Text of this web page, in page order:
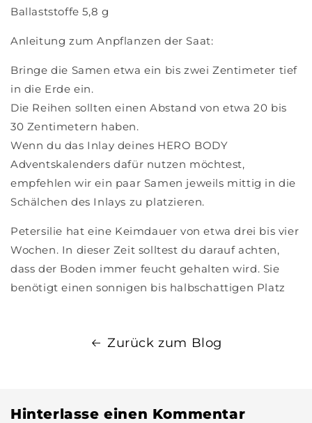
Ballaststoffe 5,8 g
Anleitung zum Anpflanzen der Saat:
Bringe die Samen etwa ein bis zwei Zentimeter tief
in die Erde ein.
Die Reihen sollten einen Abstand von etwa 20 bis
30 Zentimetern haben.
Wenn du das Inlay deines HERO BODY
Adventskalenders dafür nutzen möchtest,
empfehlen wir ein paar Samen jeweils mittig in die
Schälchen des Inlays zu platzieren.
Petersilie hat eine Keimdauer von etwa drei bis vier
Wochen. In dieser Zeit solltest du darauf achten,
dass der Boden immer feucht gehalten wird. Sie
benötigt einen sonnigen bis halbschattigen Platz
Zurück zum Blog
Hinterlasse einen Kommentar